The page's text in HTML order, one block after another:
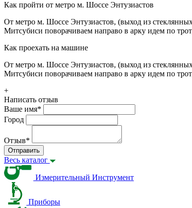
Как пройти от метро м. Шоссе Энтузиастов
От метро м. Шоссе Энтузиастов, (выход из
Митсубиси поворачиваем направо в арку идем по
Как проехать на машине
От метро м. Шоссе Энтузиастов, (выход из
Митсубиси поворачиваем направо в арку идем по
+
Написать отзыв
Ваше имя*
Город
Отзыв*
Отправить
Весь каталог
Измерительный Инструмент
Приборы